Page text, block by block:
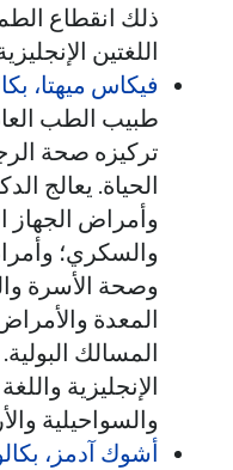
ذلك انقطاع
اللغتين
فيكاس ميهتا،
طبيب الطب
تركيزه صحة
الحياة. يعالج
وأمراض الجهاز
والسكري؛
وصحة الأسرة
المعدة
المسالك
الإنجليزية
والسواحيلية
أشوك آدمز،